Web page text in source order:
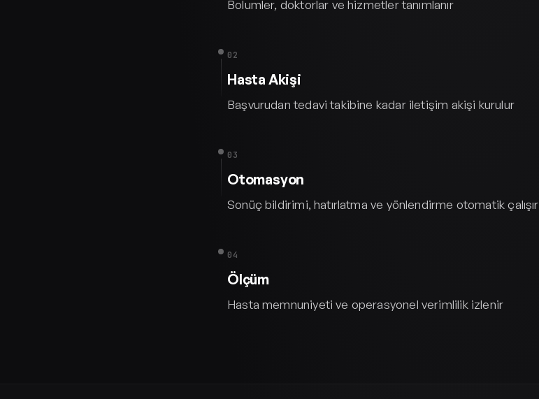
Bolumler, doktorlar ve hizmetler tanımlanır
02
Hasta Akişi
Başvurudan tedavi takibine kadar iletişim akişi kurulur
03
Otomasyon
Sonüç bildirimi, hatırlatma ve yönlendirme otomatik çalışır
04
Ölçüm
Hasta memnuniyeti ve operasyonel verimlilik izlenir